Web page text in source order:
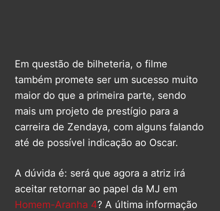
Em questão de bilheteria, o filme
também promete ser um sucesso muito
maior do que a primeira parte, sendo
mais um projeto de prestígio para a
carreira de Zendaya, com alguns falando
até de possível indicação ao Oscar.
A dúvida é: será que agora a atriz irá
aceitar retornar ao papel da MJ em
Homem-Aranha 4? A última informação